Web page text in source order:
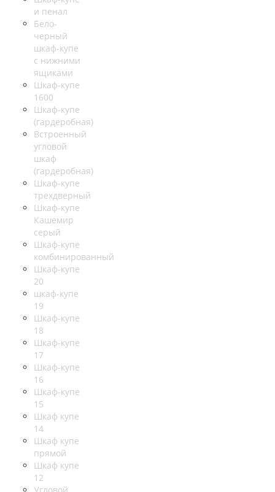
и пенал
Бело-
черный
шкаф-купе
с нижними
ящиками
Шкаф-купе
1600
Шкаф-купе
(гардеробная)
Встроенный
угловой
шкаф
(гардеробная)
Шкаф-купе
трехдверный
Шкаф-купе
Кашемир
серый
Шкаф-купе
комбинированный
Шкаф-купе
20
шкаф-купе
19
Шкаф-купе
18
Шкаф-купе
17
Шкаф-купе
16
Шкаф-купе
15
Шкаф купе
14
Шкаф купе
прямой
Шкаф купе
12